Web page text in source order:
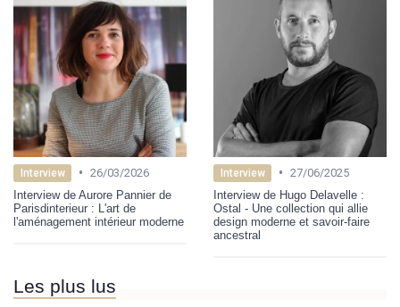
Interview • 26/03/2026
Interview de Aurore Pannier de
Parisdinterieur : L'art de
l'aménagement intérieur moderne
Interview • 27/06/2025
Interview de Hugo Delavelle :
Ostal - Une collection qui allie
design moderne et savoir-faire
ancestral
Les plus lus